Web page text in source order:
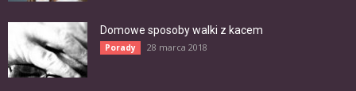
Domowe sposoby walki z kacem
Porady 28 marca 2018